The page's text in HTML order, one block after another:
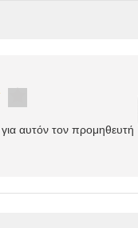
αυτόν τον προμηθευτή